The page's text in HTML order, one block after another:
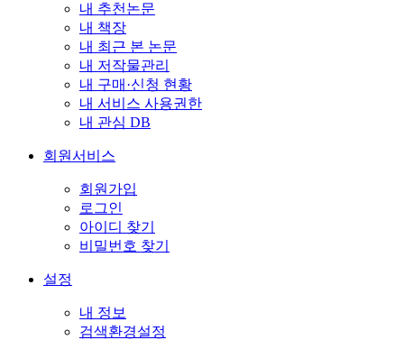
내 추천논문
내 책장
내 최근 본 논문
내 저작물관리
내 구매·신청 현황
내 서비스 사용권한
내 관심 DB
회원서비스
회원가입
로그인
아이디 찾기
비밀번호 찾기
설정
내 정보
검색환경설정